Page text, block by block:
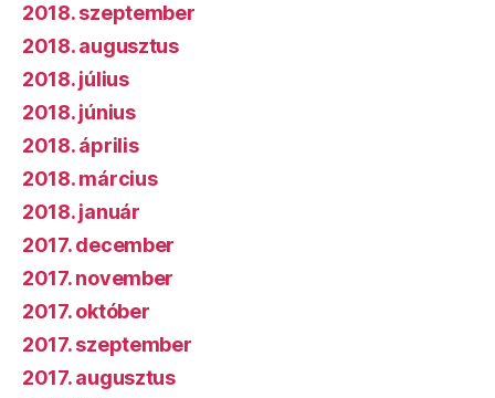
2018. szeptember
2018. augusztus
2018. július
2018. június
2018. április
2018. március
2018. január
2017. december
2017. november
2017. október
2017. szeptember
2017. augusztus